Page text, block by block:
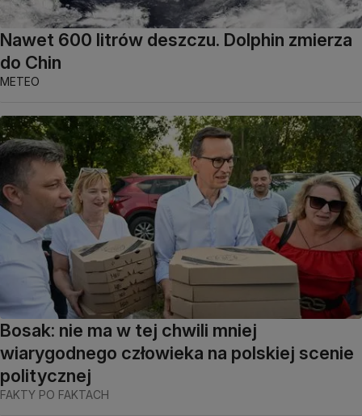
Nawet 600 litrów deszczu. Dolphin zmierza
do Chin
METEO
Bosak: nie ma w tej chwili mniej
wiarygodnego człowieka na polskiej scenie
politycznej
FAKTY PO FAKTACH